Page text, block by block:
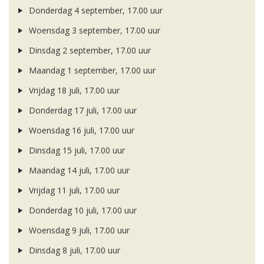
Donderdag 4 september, 17.00 uur
Woensdag 3 september, 17.00 uur
Dinsdag 2 september, 17.00 uur
Maandag 1 september, 17.00 uur
Vrijdag 18 juli, 17.00 uur
Donderdag 17 juli, 17.00 uur
Woensdag 16 juli, 17.00 uur
Dinsdag 15 juli, 17.00 uur
Maandag 14 juli, 17.00 uur
Vrijdag 11 juli, 17.00 uur
Donderdag 10 juli, 17.00 uur
Woensdag 9 juli, 17.00 uur
Dinsdag 8 juli, 17.00 uur